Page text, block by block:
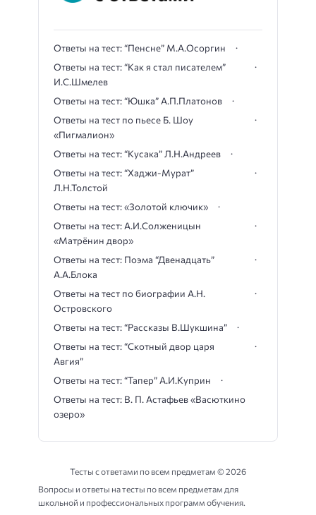
Ответы на тест: “Пенсне” М.А.Осоргин
Ответы на тест: “Как я стал писателем”
И.С.Шмелев
Ответы на тест: “Юшка” А.П.Платонов
Ответы на тест по пьесе Б. Шоу
«Пигмалион»
Ответы на тест: “Кусака” Л.Н.Андреев
Ответы на тест: “Хаджи-Мурат”
Л.Н.Толстой
Ответы на тест: «Золотой ключик»
Ответы на тест: А.И.Солженицын
«Матрёнин двор»
Ответы на тест: Поэма “Двенадцать”
А.А.Блока
Ответы на тест по биографии А.Н.
Островского
Ответы на тест: “Рассказы В.Шукшина”
Ответы на тест: “Скотный двор царя
Авгия”
Ответы на тест: “Тапер” А.И.Куприн
Ответы на тест: В. П. Астафьев «Васюткино
озеро»
Тесты с ответами по всем предметам ©2026
Вопросы и ответы на тесты по всем предметам для
школьной и профессиональных программ обучения.